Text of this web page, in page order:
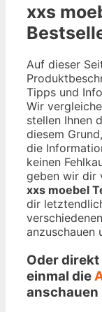
xxs
Auf dieser
Tipps und
Wir
stellen Ihnen
diesem
die
keinen
geben wir dir
xxs moebel
dir
anzuschauen
Oder direkt
einmal die
anschauen